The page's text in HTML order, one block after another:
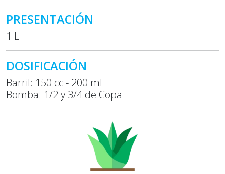
PRESENTACIÓN
1 L
DOSIFICACIÓN
Barril: 150 cc - 200 ml
Bomba: 1/2 y 3/4 de Copa